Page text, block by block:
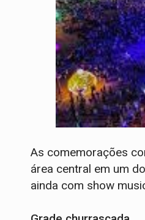
As comemorações
área central em um
ainda com show